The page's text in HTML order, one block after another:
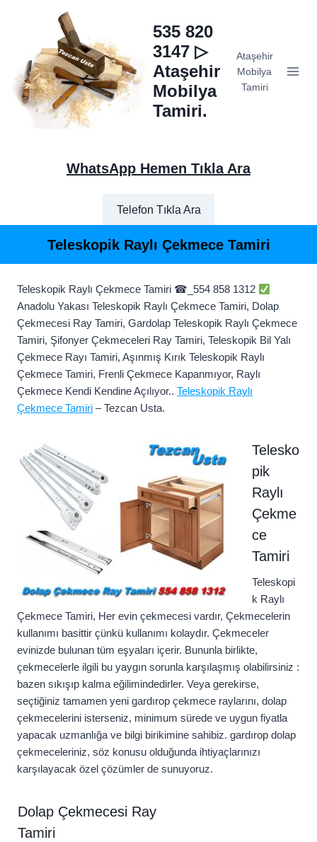
535 820
3147 ▷
Ataşehir
Mobilya
Tamiri.
Ataşehir
Mobilya
Tamiri
WhatsApp Hemen Tıkla Ara
Telefon Tıkla Ara
Teleskopik Raylı Çekmece Tamiri
Teleskopik Raylı Çekmece Tamiri ☎_554 858 1312
Anadolu Yakası Teleskopik Raylı Çekmece Tamiri, Dolap
Çekmecesi Ray Tamiri, Gardolap Teleskopik Raylı Çekmece
Tamiri, Şifonyer Çekmeceleri Ray Tamiri, Teleskopik Bil Yalı
Çekmece Rayı Tamiri, Aşınmış Kırık Teleskopik Raylı
Çekmece Tamiri, Frenli Çekmece Kapanmıyor, Raylı
Çekmece Kendi Kendine Açılıyor.. Teleskopik Raylı
Çekmece Tamiri – Tezcan Usta.
Telesko
pik
Raylı
Çekme
ce
Tamiri
Teleskopi
k Raylı
Çekmece Tamiri, Her evin çekmecesi vardır, Çekmecelerin
kullanımı basittir çünkü kullanımı kolaydır. Çekmeceler
evinizde bulunan tüm eşyaları içerir. Bununla birlikte,
çekmecelerle ilgili bu yaygın sorunla karşılaşmış olabilirsiniz :
bazen sıkışıp kalma eğilimindedirler. Veya gerekirse,
seçtiğiniz tamamen yeni gardırop çekmece raylarını, dolap
çekmecelerini isterseniz, minimum sürede ve uygun fiyatla
yapacak uzmanlığa ve bilgi birikimine sahibiz. gardırop dolap
çekmeceleriniz, söz konusu olduğunda ihtiyaçlarınızı
karşılayacak özel çözümler de sunuyoruz.
Dolap Çekmecesi Ray
Tamiri